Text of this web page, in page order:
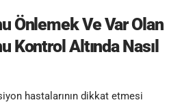
Önlemek Ve Var Olan
Kontrol Altında Nasıl
hastalarının dikkat etmesi